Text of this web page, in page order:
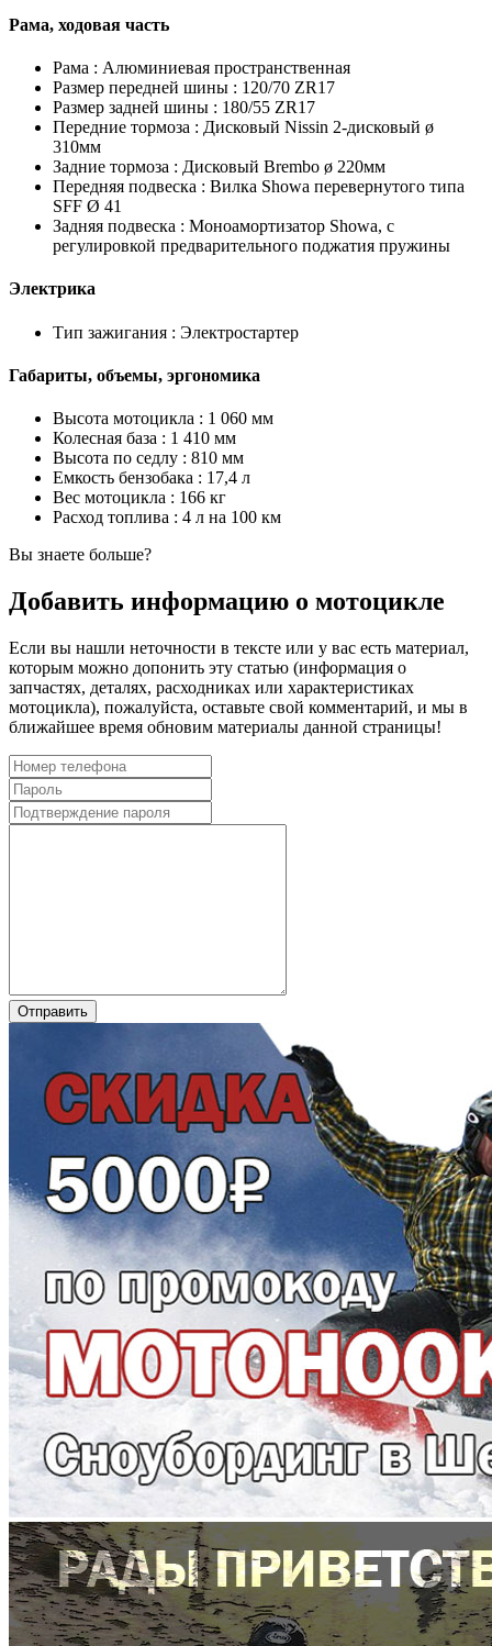
Рама, ходовая часть
Рама : Алюминиевая пространственная
Размер передней шины : 120/70 ZR17
Размер задней шины : 180/55 ZR17
Передние тормоза : Дисковый Nissin 2-дисковый ø
310мм
Задние тормоза : Дисковый Brembo ø 220мм
Передняя подвеска : Вилка Showa перевернутого типа
SFF Ø 41
Задняя подвеска : Моноамортизатор Showa, с
регулировкой предварительного поджатия пружины
Электрика
Тип зажигания : Электростартер
Габариты, объемы, эргономика
Высота мотоцикла : 1 060 мм
Колесная база : 1 410 мм
Высота по седлу : 810 мм
Емкость бензобака : 17,4 л
Вес мотоцикла : 166 кг
Расход топлива : 4 л на 100 км
Вы знаете больше?
Добавить информацию о мотоцикле
Если вы нашли неточности в тексте или у вас есть материал,
которым можно допонить эту статью (информация о
запчастях, деталях, расходниках или характеристиках
мотоцикла), пожалуйста, оставьте свой комментарий, и мы в
ближайшее время обновим материалы данной страницы!
Отправить